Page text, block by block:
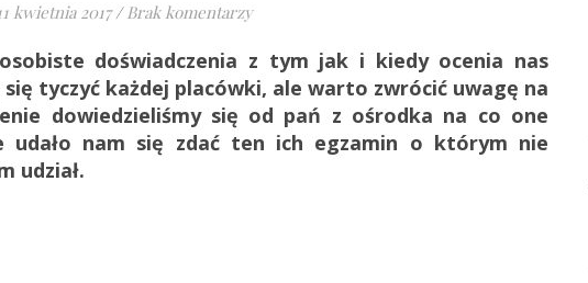
kwietnia 2017 / Brak komentarzy
doświadczenia z tym jak i kiedy ocenia nas
tyczyć każdej placówki, ale warto zwrócić uwagę na
dowiedzieliśmy się od pań z ośrodka na co one
udało nam się zdać ten ich egzamin o którym nie
udział.